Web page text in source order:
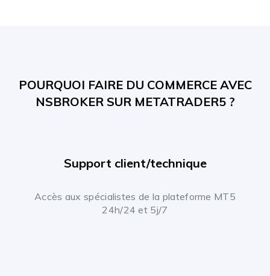
POURQUOI FAIRE DU COMMERCE AVEC
NSBROKER SUR METATRADER5 ?
Support client/technique
Accès aux spécialistes de la plateforme MT5
24h/24 et 5j/7